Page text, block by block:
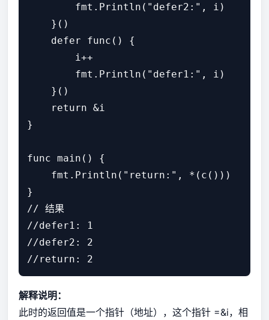
        fmt.Println("defer2:", i)
    }()
    defer func() {
        i++
        fmt.Println("defer1:", i)
    }()
    return &i
}
func main() {
    fmt.Println("return:", *(c()))
}
// 结果
//defer1: 1
//defer2: 2
解释说明：
此时的返回值是一个指针（地址），这个指针 =&i，相